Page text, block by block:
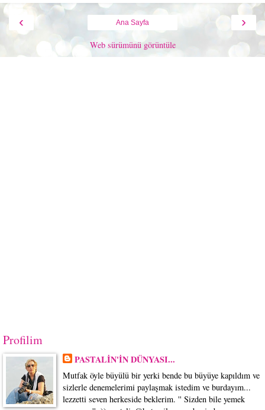
‹ ›
Ana Sayfa
Web sürümünü görüntüle
Profilim
PASTALİN'İN DÜNYASI...
Mutfak öyle büyülü bir yerki bende bu büyüye kapıldım ve
sizlerle denemelerimi paylaşmak istedim ve burdayım...
lezzetti seven herkeside beklerim. '' Sizden bile yemek